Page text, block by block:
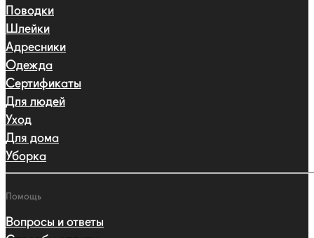
Поводки
Шлейки
Адресники
Одежда
Сертификаты
Для людей
Уход
Для дома
Уборка
Помощь
Вопросы и ответы